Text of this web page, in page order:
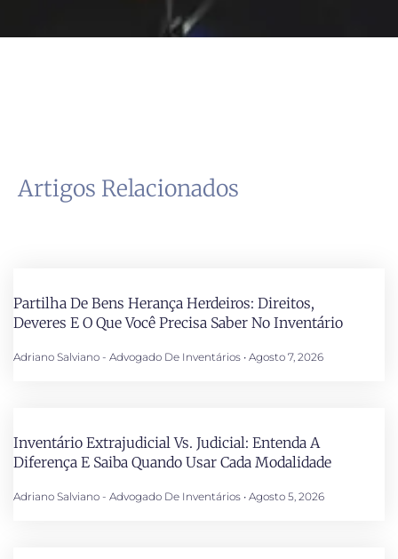
Artigos Relacionados
Partilha De Bens Herança Herdeiros: Direitos,
Deveres E O Que Você Precisa Saber No Inventário
Adriano Salviano - Advogado De Inventários Agosto 7, 2026
Inventário Extrajudicial Vs. Judicial: Entenda A
Diferença E Saiba Quando Usar Cada Modalidade
Adriano Salviano - Advogado De Inventários Agosto 5, 2026